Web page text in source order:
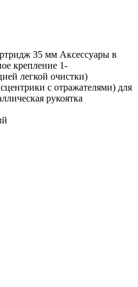
35 мм Аксессуары в
крепление 1-
легкой очистки)
с отражателями) для
рукоятка